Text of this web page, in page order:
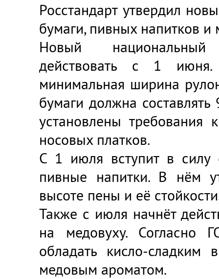
Росстандарт утвердил
бумаги, пивных напитков и
Новый
действовать с 1 июня.
минимальная ширина
бумаги должна
установлены
носовых платков.
С 1 июля вступит в силу
пивные напитки. В нём
высоте пены и её
Также с июля начнёт
на медовуху. Согласно
обладать кисло-
медовым ароматом.